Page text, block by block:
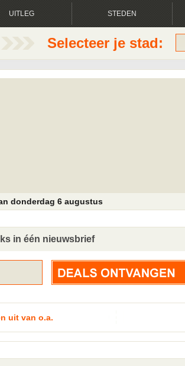
UITLEG STEDEN
Selecteer je stad:
donderdag 6 augustus
in één nieuwsbrief
uit van o.a.